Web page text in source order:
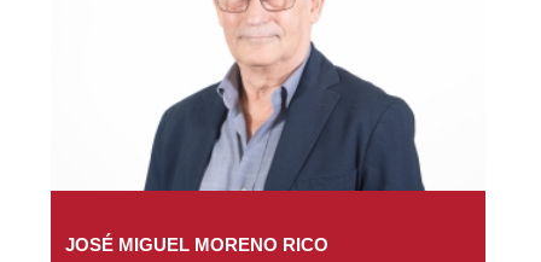
JOSÉ MIGUEL MORENO RICO